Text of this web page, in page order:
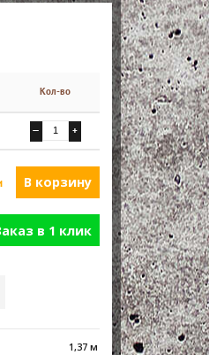
Кол-во
— +
в 1 клик
1,37 м